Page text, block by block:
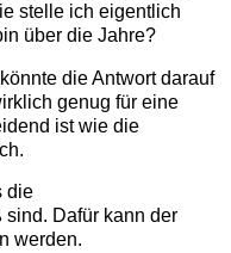
stelle ich eigentlich
über die Jahre?
die Antwort darauf
genug für eine
ist wie die
die
sind. Dafür kann der
werden.